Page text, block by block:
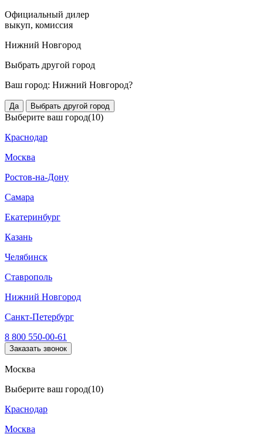
Официальный дилер
выкуп, комиссия
Нижний Новгород
Выбрать другой город
Ваш город: Нижний Новгород?
Да Выбрать другой город
Выберите ваш город(10)
Краснодар
Москва
Ростов-на-Дону
Самара
Екатеринбург
Казань
Челябинск
Ставрополь
Нижний Новгород
Санкт-Петербург
8 800 550-00-61
Заказать звонок
Москва
Выберите ваш город(10)
Краснодар
Москва